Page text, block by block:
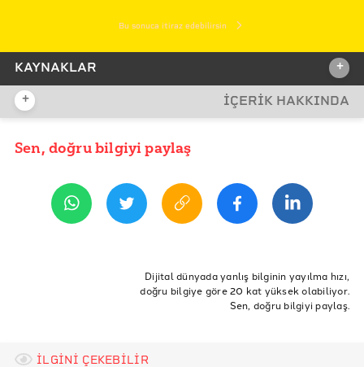
Bu sonuca itiraz edebilirsin
KAYNAKLAR +
İDDİA KAYNAĞI
REFERANSLAR
A Haber
Sabah
+ İÇERİK HAKKINDA
YAYIN TARİHİ
Doğrulama
türkiye ekonomisi
die welt türkiye iflas etti
alman basını
Sen, doğru bilgiyi paylaş
Dijital dünyada yanlış bilginin yayılma hızı,
doğru bilgiye göre 20 kat yüksek olabiliyor.
Sen, doğru bilgiyi paylaş.
İLGİNİ ÇEKEBİLİR